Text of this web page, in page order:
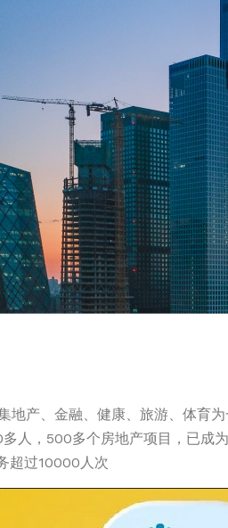
地产、金融、健康、旅游、体育
人，500多个房地产项目，已成
超过10000人次